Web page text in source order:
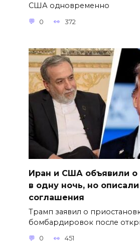
США одновременно
0 372
Иран и США объявили о
в одну ночь, но
соглашения
Трамп заявил о
бомбардировок после
0 451